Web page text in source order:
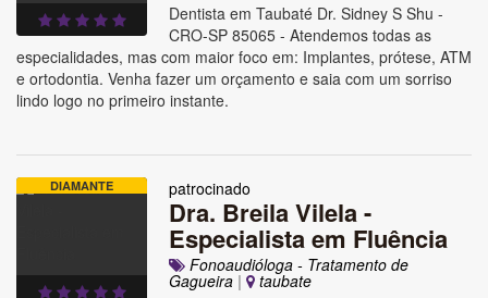
Dentista em Taubaté Dr. Sidney S Shu -
CRO-SP 85065 - Atendemos todas as
especialidades, mas com maior foco em: Implantes, prótese, ATM
e ortodontia. Venha fazer um orçamento e saia com um sorriso
lindo logo no primeiro instante.
DIAMANTE patrocinado
Dra. Breila Vilela -
Especialista em Fluência
Fonoaudióloga - Tratamento de
Gagueira |
taubate